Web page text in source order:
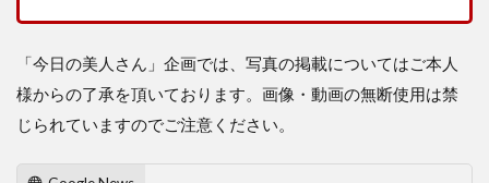
「今日の美人さん」企画では、写真の掲載についてはご本人
様からの了承を頂いております。画像・動画の無断使用は禁
じられていますのでご注意ください。